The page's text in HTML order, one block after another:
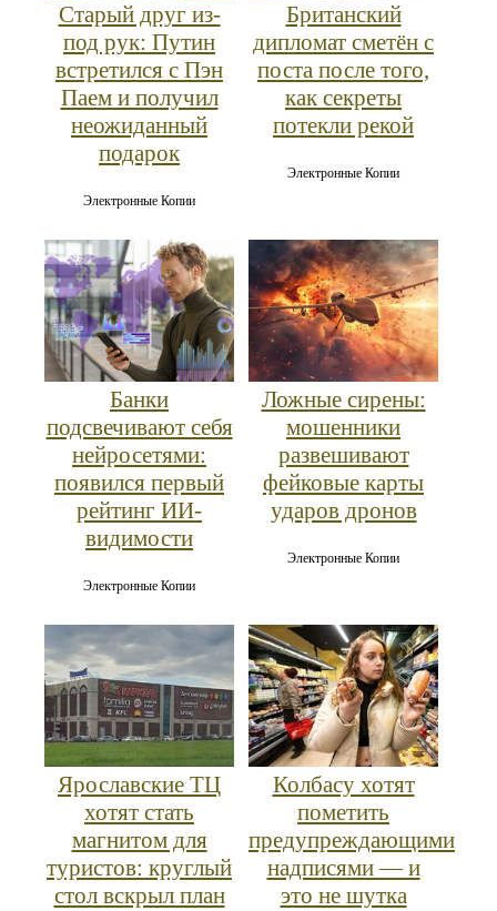
Старый друг из-
под рук: Путин
встретился с Пэн
Паем и получил
неожиданный
подарок
Электронные Копии
Британский
дипломат сметён с
поста после того,
как секреты
потекли рекой
Электронные Копии
Банки
подсвечивают себя
нейросетями:
появился первый
рейтинг ИИ-
видимости
Электронные Копии
Ложные сирены:
мошенники
развешивают
фейковые карты
ударов дронов
Электронные Копии
Ярославские ТЦ
хотят стать
магнитом для
туристов: круглый
стол вскрыл план
Колбасу хотят
пометить
предупреждающими
надписями — и
это не шутка